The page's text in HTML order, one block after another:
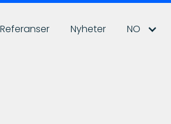
Referanser Nyheter NO